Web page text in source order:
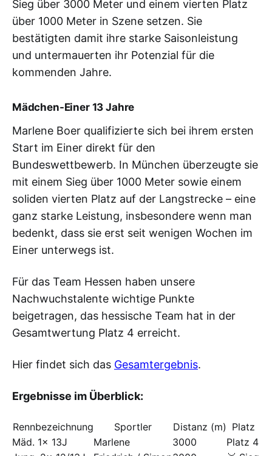
Sieg über 3000 Meter und einem vierten Platz
über 1000 Meter in Szene setzen. Sie
bestätigten damit ihre starke Saisonleistung
und untermauerten ihr Potenzial für die
kommenden Jahre.
Mädchen-Einer 13 Jahre
Marlene Boer qualifizierte sich bei ihrem ersten
Start im Einer direkt für den
Bundeswettbewerb. In München überzeugte sie
mit einem Sieg über 1000 Meter sowie einem
soliden vierten Platz auf der Langstrecke – eine
ganz starke Leistung, insbesondere wenn man
bedenkt, dass sie erst seit wenigen Wochen im
Einer unterwegs ist.
Für das Team Hessen haben unsere
Nachwuchstalente wichtige Punkte
beigetragen, das hessische Team hat in der
Gesamtwertung Platz 4 erreicht.
Hier findet sich das Gesamtergebnis.
Ergebnisse im Überblick:
Rennbezeichnung Sportler Distanz (m) Platz
Mäd. 1x 13J
Marlene 3000
Platz 4